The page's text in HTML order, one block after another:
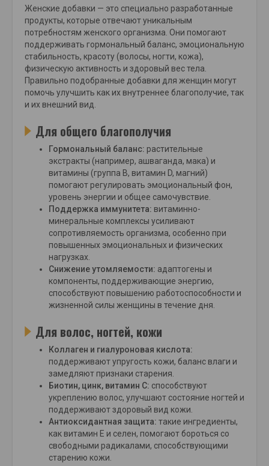
Женские добавки — это специально разработанные
продукты, которые отвечают уникальным
потребностям женского организма. Они помогают
поддерживать гормональный баланс, эмоциональную
стабильность, красоту (волосы, ногти, кожа),
физическую активность и здоровый вес тела.
Правильно подобранные добавки для женщин могут
помочь улучшить как их внутреннее благополучие, так
и их внешний вид.
Для общего благополучия
Гормональный баланс: растительные
экстракты (например, ашваганда, мака) и
витамины (группа В, витамин D, магний)
помогают регулировать эмоциональный фон,
уровень энергии и общее самочувствие.
Поддержка иммунитета: витаминно-
минеральные комплексы усиливают
сопротивляемость организма, особенно при
повышенных эмоциональных и физических
нагрузках.
Снижение утомляемости: адаптогены и
компоненты, поддерживающие энергию,
способствуют повышению работоспособности и
жизненной силы женщины в течение дня.
Для волос, ногтей, кожи
Коллаген и гиалуроновая кислота:
поддерживают упругость кожи, баланс влаги и
замедляют признаки старения.
Биотин, цинк, витамин С: способствуют
укреплению волос, улучшают состояние ногтей и
поддерживают здоровый вид кожи.
Антиоксидантная защита: такие ингредиенты,
как витамин Е и селен, помогают бороться со
свободными радикалами, способствующими
старению кожи.